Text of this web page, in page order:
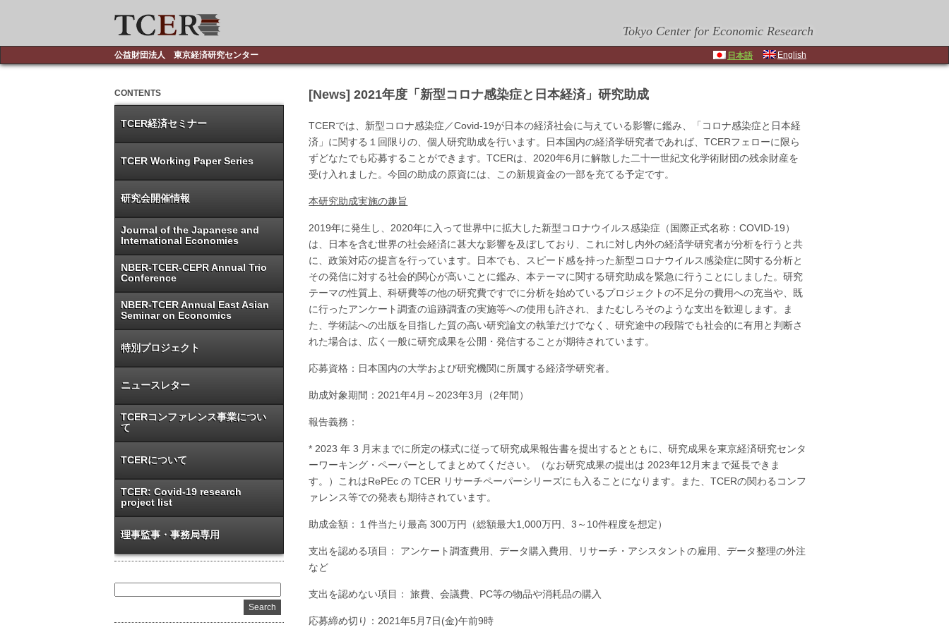
Tokyo Center for Economic Research
公益財団法人 東京経済研究センター 日本語 English
CONTENTS
TCER経済セミナー
TCER Working Paper Series
研究会開催情報
Journal of the Japanese and
International Economies
NBER-TCER-CEPR Annual Trio
Conference
NBER-TCER Annual East Asian
Seminar on Economics
特別プロジェクト
ニュースレター
TCERコンファレンス事業につい
て
TCERについて
TCER: Covid-19 research
project list
理事監事・事務局専用
[News] 2021年度「新型コロナ感染症と日本経済」研究助成
TCERでは、新型コロナ感染症／Covid-19が日本の経済社会に与えている影響に鑑み、「コロナ感染症と日本経
済」に関する１回限りの、個人研究助成を行います。日本国内の経済学研究者であれば、TCERフェローに限ら
ずどなたでも応募することができます。TCERは、2020年6月に解散した二十一世紀文化学術財団の残余財産を
受け入れました。今回の助成の原資には、この新規資金の一部を充てる予定です。
本研究助成実施の趣旨
2019年に発生し、2020年に入って世界中に拡大した新型コロナウイルス感染症（国際正式名称：COVID-19）
は、日本を含む世界の社会経済に甚大な影響を及ぼしており、これに対し内外の経済学研究者が分析を行うと共
に、政策対応の提言を行っています。日本でも、スピード感を持った新型コロナウイルス感染症に関する分析と
その発信に対する社会的関心が高いことに鑑み、本テーマに関する研究助成を緊急に行うことにしました。研究
テーマの性質上、科研費等の他の研究費ですでに分析を始めているプロジェクトの不足分の費用への充当や、既
に行ったアンケート調査の追跡調査の実施等への使用も許され、またむしろそのような支出を歓迎します。ま
た、学術誌への出版を目指した質の高い研究論文の執筆だけでなく、研究途中の段階でも社会的に有用と判断さ
れた場合は、広く一般に研究成果を公開・発信することが期待されています。
応募資格：日本国内の大学および研究機関に所属する経済学研究者。
助成対象期間：2021年4月～2023年3月（2年間）
報告義務：
* 2023 年 3 月末までに所定の様式に従って研究成果報告書を提出するとともに、研究成果を東京経済研究センタ
ーワーキング・ペーパーとしてまとめてください。（なお研究成果の提出は 2023年12月末まで延長できま
す。）これはRePEc の TCER リサーチペーパーシリーズにも入ることになります。また、TCERの関わるコンフ
ァレンス等での発表も期待されています。
助成金額：１件当たり最高 300万円（総額最大1,000万円、3～10件程度を想定）
支出を認める項目： アンケート調査費用、データ購入費用、リサーチ・アシスタントの雇用、データ整理の外注
など
支出を認めない項目： 旅費、会議費、PC等の物品や消耗品の購入
応募締め切り：2021年5月7日(金)午前9時